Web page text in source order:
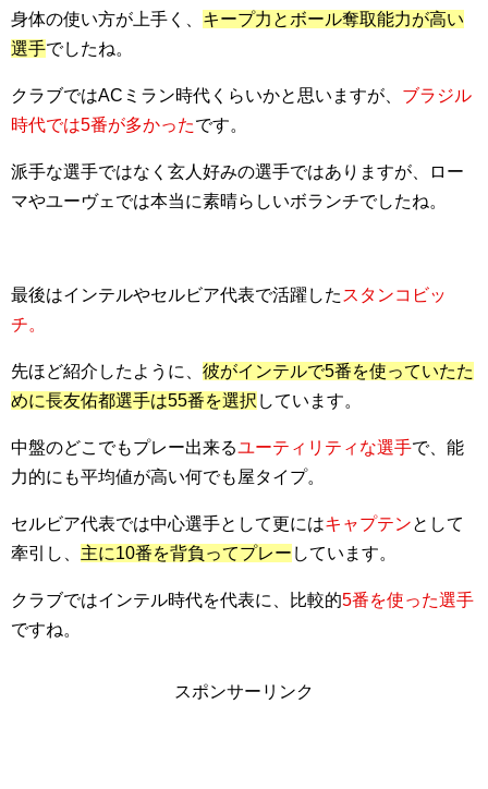
身体の使い方が上手く、 キープ力とボール奪取能力が高い
選手でしたね。
クラブではACミラン時代くらいかと思いますが、 ブラジル
時代では5番が多かったです。
派手な選手ではなく玄人好みの選手ではありますが、ロー
マやユーヴェでは本当に素晴らしいボランチでしたね。
最後はインテルやセルビア代表で活躍した スタンコビッ
チ。
先ほど紹介したように、 彼がインテルで5番を使っていたた
めに長友佑都選手は55番を選択 しています。
中盤のどこでもプレー出来るユーティリティな選手で、能
力的にも平均値が高い何でも屋タイプ。
セルビア代表では中心選手として更にはキャプテンとして
牽引し、 主に10番を背負ってプレー しています。
クラブではインテル時代を代表に、比較的5番を使った選手
ですね。
スポンサーリンク